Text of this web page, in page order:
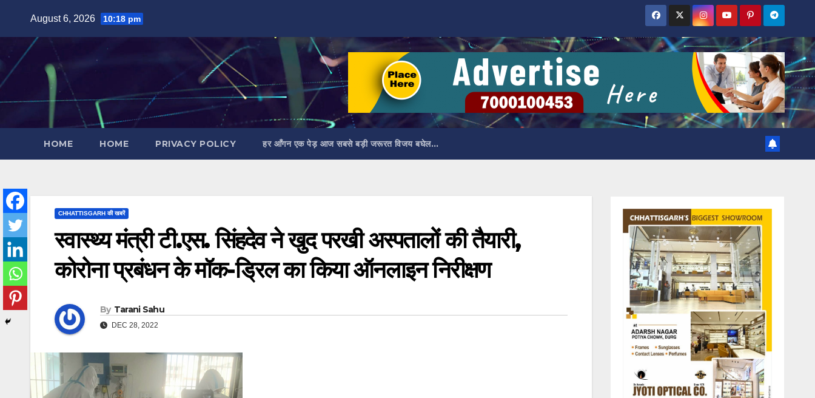
content
August 6, 2026 10:18 pm
HOME HOME PRIVACY POLICY हर आँगन एक पेड़ आज सबसे बड़ी जरूरत विजय बघेल…
CHHATTISGARH की खबरें
स्वास्थ्य मंत्री टी.एस. सिंहदेव ने खुद परखी अस्पतालों की तैयारी,
कोरोना प्रबंधन के मॉक-ड्रिल का किया ऑनलाइन निरीक्षण
By Tarani Sahu
DEC 28, 2022